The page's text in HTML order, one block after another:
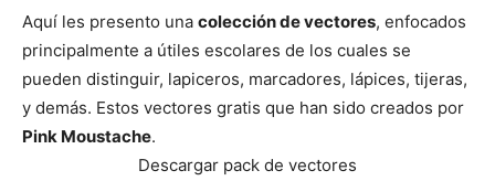
Aquí les presento una colección devectores, enfocados
principalmente a útiles escolares de los cuales se
pueden distinguir, lapiceros, marcadores, lápices, tijeras,
y demás. Estos vectores gratis que han sido creados por
Pink Moustache.
Descargar pack de vectores